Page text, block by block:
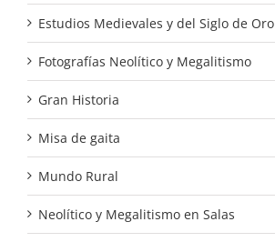
Estudios Medievales y del Siglo de Oro
Fotografías Neolítico y Megalitismo
Gran Historia
Misa de gaita
Mundo Rural
Neolítico y Megalitismo en Salas